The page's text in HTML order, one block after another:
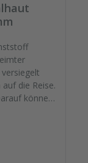
die Reise.
können